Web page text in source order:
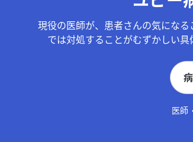
現役の医師が、患者さんの気にな
では対処することがむずかしい具
医師